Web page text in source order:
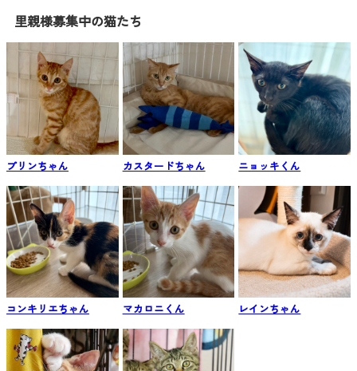
里親様募集中の猫たち
プリンちゃん カスタードちゃん ニョッキくん
コンキリエちゃん マカロニくん レインちゃん